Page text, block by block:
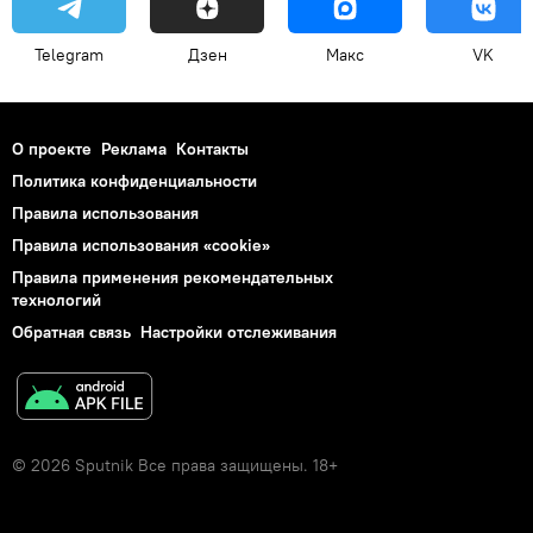
Telegram Дзен Макс VK
О проекте Реклама Контакты
Политика конфиденциальности
Правила использования
Правила использования «cookie»
Правила применения рекомендательных
технологий
Обратная связь Настройки отслеживания
© 2026 Sputnik Все права защищены. 18+